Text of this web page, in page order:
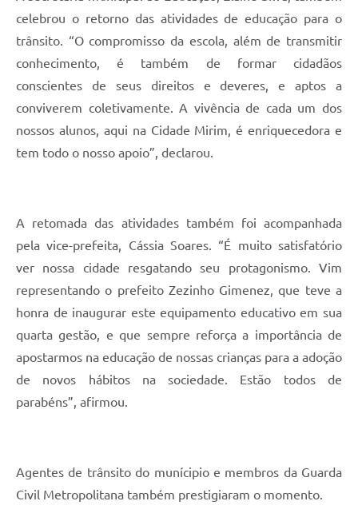
celebrou o retorno das atividades de educação para o
trânsito. “O compromisso da escola, além de transmitir
conhecimento, é também de formar cidadãos
conscientes de seus direitos e deveres, e aptos a
conviverem coletivamente. A vivência de cada um dos
nossos alunos, aqui na Cidade Mirim, é enriquecedora e
tem todo o nosso apoio”, declarou.
A retomada das atividades também foi acompanhada
pela vice-prefeita, Cássia Soares. “É muito satisfatório
ver nossa cidade resgatando seu protagonismo. Vim
representando o prefeito Zezinho Gimenez, que teve a
honra de inaugurar este equipamento educativo em sua
quarta gestão, e que sempre reforça a importância de
apostarmos na educação de nossas crianças para a adoção
de novos hábitos na sociedade. Estão todos de
parabéns”, afirmou.
Agentes de trânsito do munícipio e membros da Guarda
Civil Metropolitana também prestigiaram o momento.